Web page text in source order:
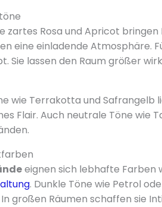
zartes Rosa und Apricot bringen
eine einladende Atmosphäre.
Sie lassen den Raum größer
wie Terrakotta und Safrangelb
Flair. Auch neutrale Töne wie
eignen sich lebhafte Farben
. Dunkle Töne wie Petrol
großen Räumen schaffen sie